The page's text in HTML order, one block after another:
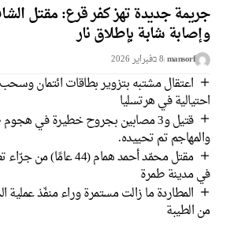
جريمة جديدة تهز كفر قرع: مقتل
وإصابة شابة بإطلاق نار
mansorf 8 בفبراير 2026
اعتقال مشتبه بتزوير بطاقات ائتمان
احتيالية في هرتسليا
قتيل و3 مصابين بجروح خطيرة في
والمهاجم تم تحييده.
مقتل محمّد أحمد همام (44
في مدينة طمرة
المطاردة ما زالت مستمرة وراء منفّذ عملية
من الطيبة